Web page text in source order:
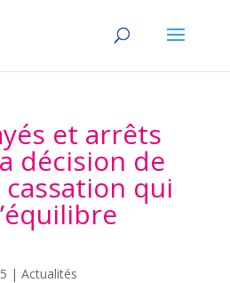
et arrêts
décision de
cassation qui
| Actualités